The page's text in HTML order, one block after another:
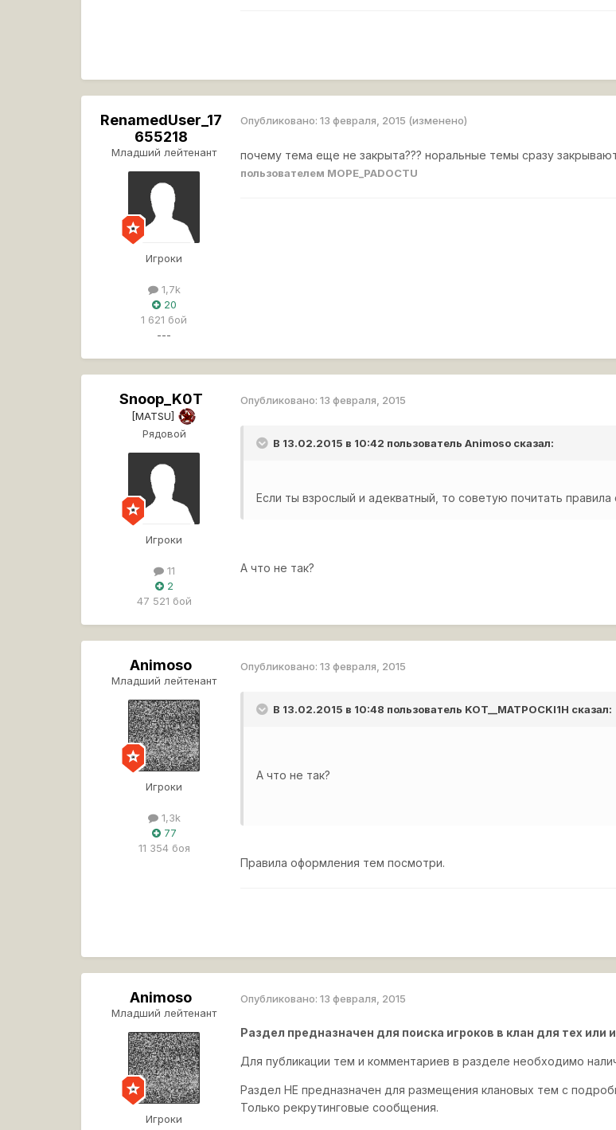
RenamedUser_17
655218
Младший лейтенант
Игроки
1,7k
20
1 621 бой
---
Опубликовано:13 февраля, 2015 (изменено)
почему тема еще не закрыта??? норальные темы сразу
пользователем MOPE_PADOCTU
Snoop_K0T
[MATSU]
Рядовой
Игроки
11
2
47 521 бой
Опубликовано:13 февраля, 2015
В 13.02.2015 в 10:42 пользовательAnimoso сказал:
Если ты взрослый и адекватный, то советую почитать
А что не так?
Animoso
Младший лейтенант
Игроки
1,3k
77
11 354 боя
Опубликовано:13 февраля, 2015
В 13.02.2015 в 10:48 пользователь KOT__MATPOCKI1H сказал:
А что не так?
Правила оформления тем посмотри.
Animoso
Младший лейтенант
Игроки
Опубликовано:13 февраля, 2015
Раздел предназначен для поиска игроков в клан для тех или
Для публикации тем и комментариев в разделе необходимо
Раздел НЕ предназначен для размещения клановых тем с
Только рекрутинговые сообщения.